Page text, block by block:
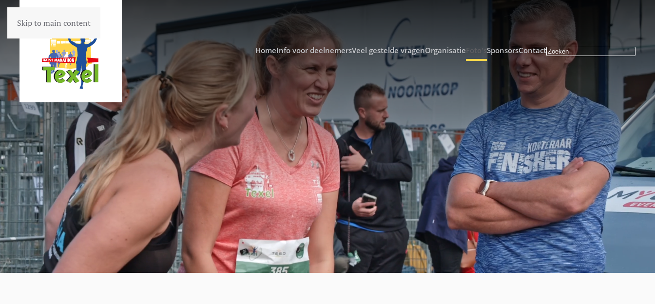
Skip to main content
HomeInfo voor deelnemersVeel gestelde vragenOrganisatieFoto'sSponsorsContact